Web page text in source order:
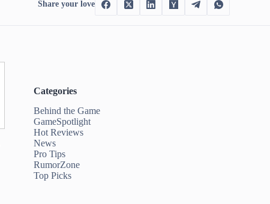
Share your love
Categories
Behind the Game
GameSpotlight
Hot Reviews
News
Pro Tips
RumorZone
Top Picks